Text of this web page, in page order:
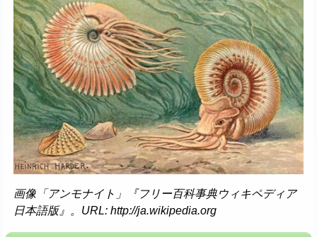
画像「アンモナイト」『フリー百科事典ウィキペディア
日本語版』。URL: http://ja.wikipedia.org